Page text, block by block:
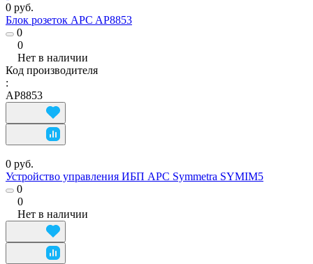
0 руб.
Блок розеток APC AP8853
0
0
Нет в наличии
Код производителя
:
AP8853
0 руб.
Устройство управления ИБП APC Symmetra SYMIM5
0
0
Нет в наличии